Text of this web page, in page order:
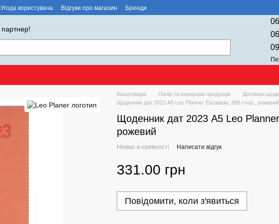
Угода користувача Відгуки про магазин Бренди
Канцтовари Папір та паперова продукція
Датовані
Щоденник дат 2023 А5 Leo Planner Escalada, 368 стор., рожевий
Щоденник дат 2023 А5 Leo
рожевий
Немає в наявності Написати відгук
331.00 грн
Повідомити, коли з'явиться